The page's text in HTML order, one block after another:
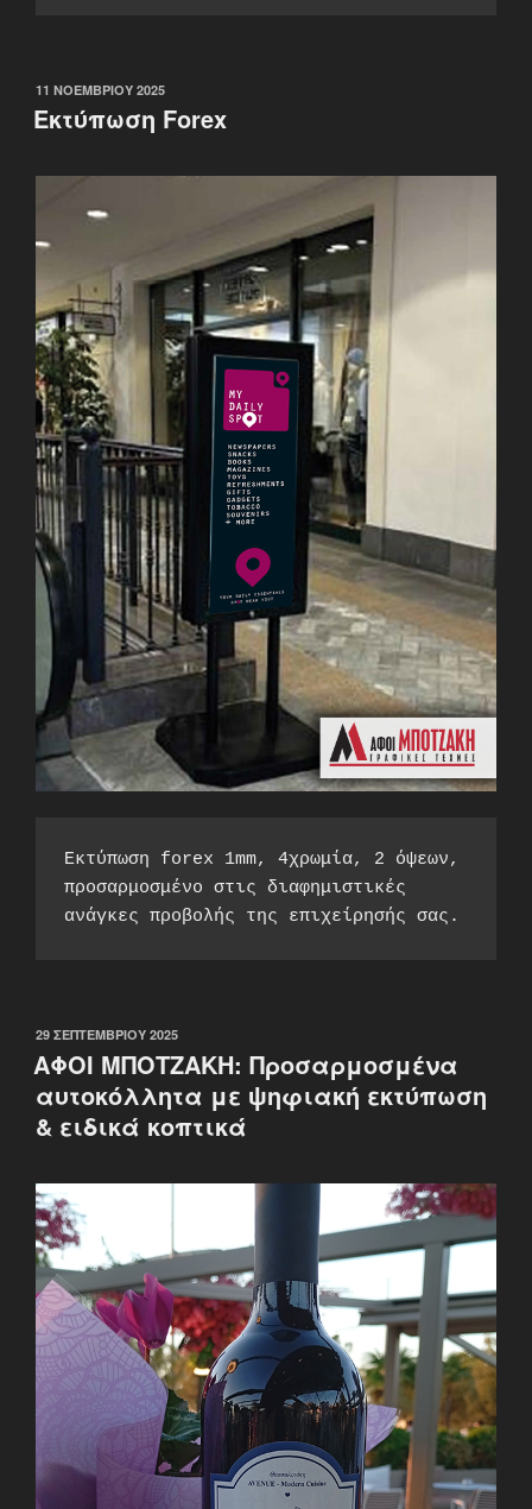
ΔΗΜΟΣΙΕΎΤΗΚΕ
ΣΤΙΣ
11 ΝΟΕΜΒΡΊΟΥ 2025
Εκτύπωση Forex
Εκτύπωση forex 1mm, 4χρωμία, 2 όψεων,
προσαρμοσμένο στις διαφημιστικές
ανάγκες προβολής της επιχείρησής σας.
ΔΗΜΟΣΙΕΎΤΗΚΕ
ΣΤΙΣ
29 ΣΕΠΤΕΜΒΡΊΟΥ 2025
ΑΦΟΙ ΜΠΟΤΖΑΚΗ: Προσαρμοσμένα
αυτοκόλλητα με ψηφιακή εκτύπωση
& ειδικά κοπτικά